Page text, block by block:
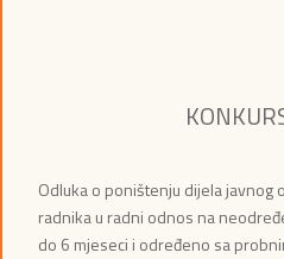
Odluka o poništenju dijela javnog
radnika u radni odnos na
do 6 mjeseci i određeno sa